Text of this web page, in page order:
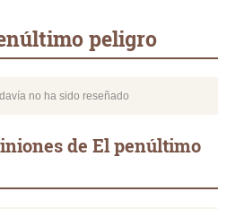
peligro
no ha sido reseñado
de El penúltimo